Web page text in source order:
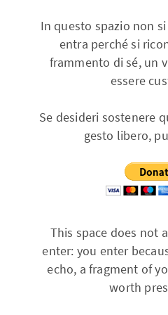
In questo spazio non
entra perché si
frammento di sé, un
essere
Se desideri sostenere
gesto libero,
This space does not
enter: you enter
echo, a fragment of
worth